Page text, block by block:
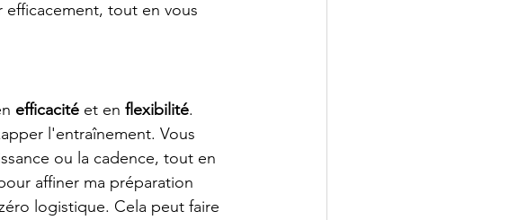
efficacement, tout en vous
efficacité et en flexibilité.
l'entraînement. Vous
ou la cadence, tout en
affiner ma préparation
logistique. Cela peut faire